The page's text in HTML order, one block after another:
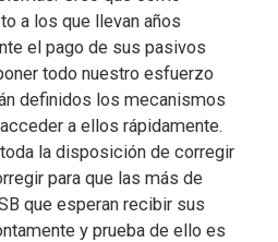
a los que llevan años
el pago de sus pasivos
todo nuestro esfuerzo
definidos los mecanismos
a ellos rápidamente.
la disposición de corregir
para que las más de
que esperan recibir sus
y prueba de ello es